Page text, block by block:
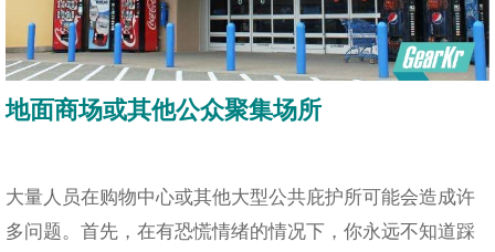
地面商场或其他公众聚集场所
大量人员在购物中心或其他大型公共庇护所可能会造成许
多问题。首先，在有恐慌情绪的情况下，你永远不知道踩